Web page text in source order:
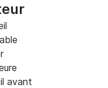
avant